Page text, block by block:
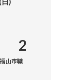
2
福山市職